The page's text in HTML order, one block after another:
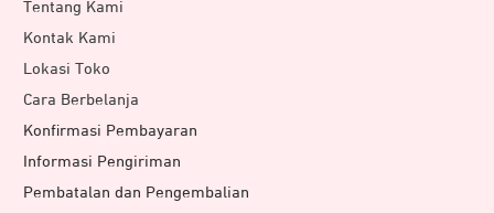
Tentang Kami
Kontak Kami
Lokasi Toko
Cara Berbelanja
Konfirmasi Pembayaran
Informasi Pengiriman
Pembatalan dan Pengembalian